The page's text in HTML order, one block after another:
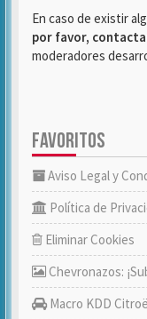
En caso de existir
por favor,
moderadores
FAVORITOS
Aviso Legal y
Política de
Eliminar Cookies
Chevronazos:
Macro KDD